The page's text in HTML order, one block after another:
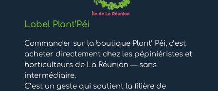
Label Plant’Péi
Commander sur la boutique Plant’ Péi, c’est
acheter directement chez les pépiniéristes et
horticulteurs de La Réunion — sans
intermédiaire.
C’est un geste qui soutient la filière de